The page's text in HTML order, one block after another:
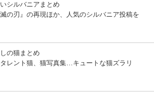
シルバニアまとめ
滅の刃』の再現ほか、人気のシルバニア投稿を
の猫まとめ
レント猫、猫写真集…キュートな猫ズラリ